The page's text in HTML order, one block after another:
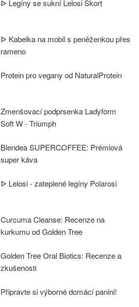
ᐉ Legíny se sukní Lelosi Skort
ᐉ Kabelka na mobil s peněženkou přes
rameno
Protein pro vegany od NaturalProtein
Zmenšovací podprsenka Ladyform
Soft W - Triumph
Blendea SUPERCOFFEE: Prémiová
super káva
ᐉ Lelosi - zateplené legíny Polarosi
Curcuma Cleanse: Recenze na
kurkumu od Golden Tree
Golden Tree Oral Biotics: Recenze a
zkušenosti
Připravte si výborné domácí panini!